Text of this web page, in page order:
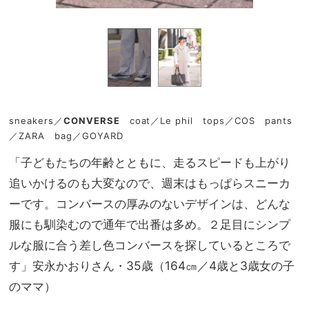
sneakers／CONVERSE coat／Le phil tops／COS pants
／ZARA bag／GOYARD
「子どもたちの年齢とともに、走るスピードも上がり
追いかけるのも大変なので、週末はもっぱらスニーカ
ーです。コンバースの厚みのないデザインは、どんな
服にも馴染むので通年で出番は多め。２足目にシンプ
ルな服に合う差し色コンバースを探しているところで
す」安永かおりさん・35歳（164㎝／4歳と3歳女の子
のママ）